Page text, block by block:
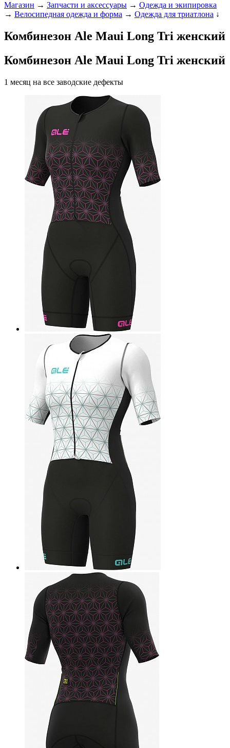
Магазин → Запчасти и аксессуары → Одежда и экипировка
→ Велосипедная одежда и форма → Одежда для триатлона ↓
Комбинезон Ale Maui Long Tri женский
Комбинезон Ale Maui Long Tri женский
1 месяц на все заводские дефекты